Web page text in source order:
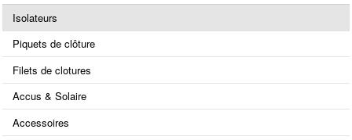
Isolateurs
Piquets de clôture
Filets de clotures
Accus & Solaire
Accessoires